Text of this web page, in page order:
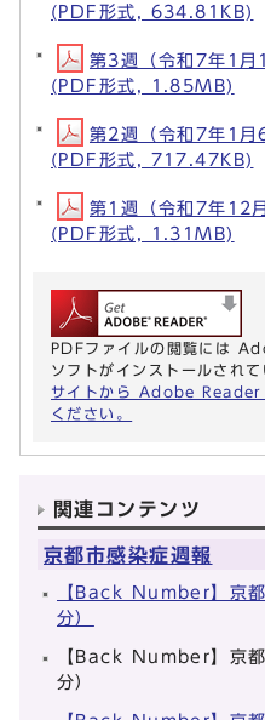
(PDF形式, 634.81KB)
第3週（令和7年1月
(PDF形式, 1.85MB)
第2週（令和7年1月
(PDF形式, 717.47KB)
第1週（令和7年12
(PDF形式, 1.31MB)
PDFファイルの閲覧には
ソフトがインストールされて
サイトから Adobe Reader
ください。
関連コンテンツ
京都市感染症週報
【Back Number】京
分）
【Back Number】京
分）